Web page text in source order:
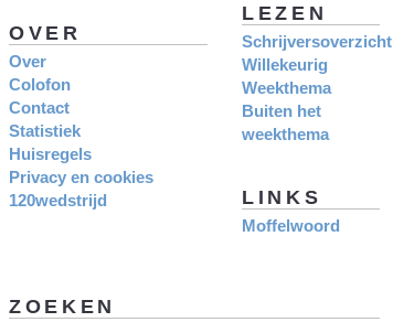
LEZEN
Schrijversoverzicht
Willekeurig
Weekthema
Buiten het
weekthema
LINKS
Moffelwoord
OVER
Over
Colofon
Contact
Statistiek
Huisregels
Privacy en cookies
120wedstrijd
ZOEKEN